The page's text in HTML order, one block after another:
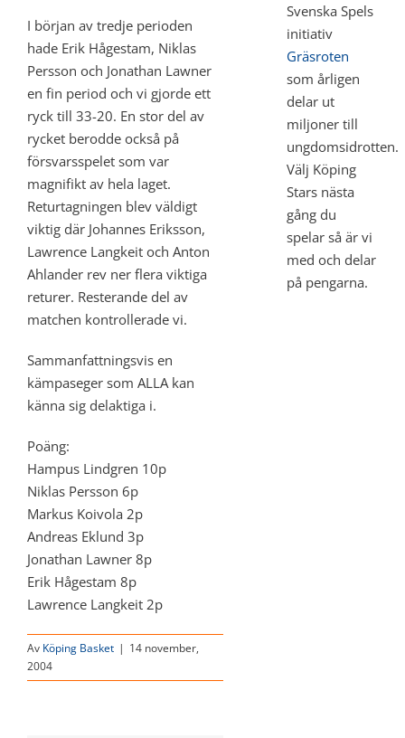
I början av tredje perioden
hade Erik Hågestam, Niklas
Persson och Jonathan Lawner
en fin period och vi gjorde ett
ryck till 33-20. En stor del av
rycket berodde också på
försvarsspelet som var
magnifikt av hela laget.
Returtagningen blev väldigt
viktig där Johannes Eriksson,
Lawrence Langkeit och Anton
Ahlander rev ner flera viktiga
returer. Resterande del av
matchen kontrollerade vi.
Sammanfattningsvis en
kämpaseger som ALLA kan
känna sig delaktiga i.
Poäng:
Hampus Lindgren 10p
Niklas Persson 6p
Markus Koivola 2p
Andreas Eklund 3p
Jonathan Lawner 8p
Erik Hågestam 8p
Lawrence Langkeit 2p
Av Köping Basket | 14 november,
2004
Svenska Spels
initiativ
Gräsroten
som årligen
delar ut
miljoner till
ungdomsidrotten.
Välj Köping
Stars nästa
gång du
spelar så är vi
med och delar
på pengarna.